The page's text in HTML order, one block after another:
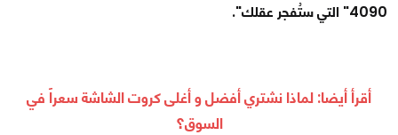
4090" التي ستُفجر عقلك".
أقرأ أيضا: لماذا نشتري أفضل و أغلى كروت الشاشة سعراً في
السوق؟